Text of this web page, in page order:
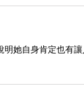
她自身肯定也有